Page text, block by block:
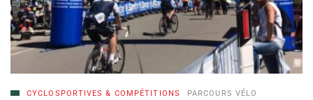
CYCLOSPORTIVES & COMPÉTITIONS PARCOURS VÉLO